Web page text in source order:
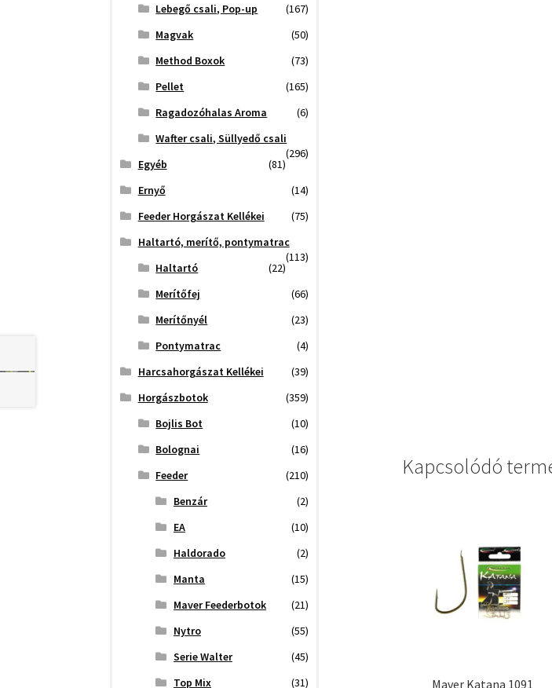
Kapcsolódó
Maver Katana 1091
Lebegő csali, Pop-up
(167)
Magvak
(50)
Method Boxok
(73)
Pellet
(165)
Ragadozóhalas Aroma
(6)
Wafter csali, Süllyedő csali
(296)
Egyéb
(81)
Ernyő
(14)
Feeder Horgászat Kellékei
(75)
Haltartó, merítő, pontymatrac
(113)
Haltartó
(22)
Merítőfej
(66)
Merítőnyél
(23)
Pontymatrac
(4)
Harcsahorgászat Kellékei
(39)
Horgászbotok
(359)
Bojlis Bot
(10)
Bolognai
(16)
Feeder
(210)
Benzár
(2)
EA
(10)
Haldorado
(2)
Manta
(15)
Maver Feederbotok
(21)
Nytro
(55)
Serie Walter
(45)
Top Mix
(31)